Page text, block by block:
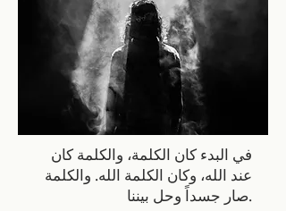
في البدء كان الكلمة، والكلمة كان
عند الله، وكان الكلمة الله. والكلمة
صار جسداً وحل بيننا.